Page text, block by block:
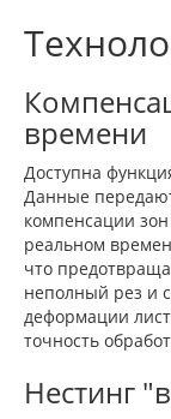
времени
Доступна
Данные
компенсации
реальном
что
неполный рез и
деформации
точность
Нестинг